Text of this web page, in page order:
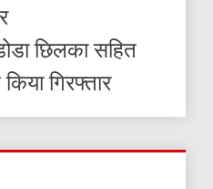
छिलका सहित
गिरफ्तार